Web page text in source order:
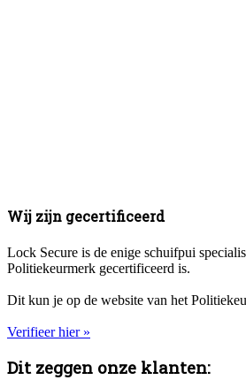
Wij zijn gecertificeerd
Lock Secure is de enige schuifpui
Politiekeurmerk gecertificeerd is.
Dit kun je op de website van het
Verifieer hier »
Dit zeggen onze klanten: